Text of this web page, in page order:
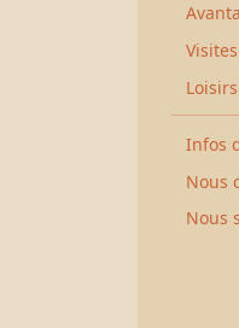
Infos
Nous
Nous